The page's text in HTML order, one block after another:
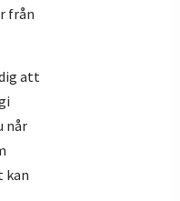
från
att
når
kan